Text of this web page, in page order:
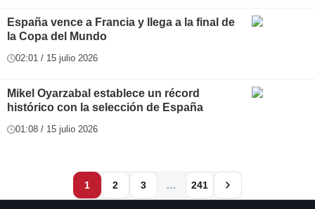
España vence a Francia y llega a la final de
la Copa del Mundo
02:01 / 15 julio 2026
Mikel Oyarzabal establece un récord
histórico con la selección de España
01:08 / 15 julio 2026
1 2 3 … 241